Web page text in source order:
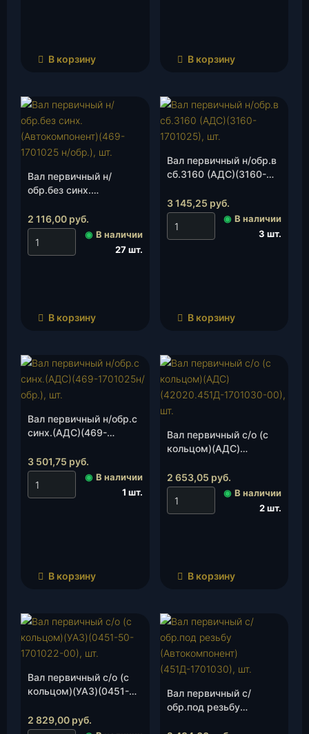
В корзину В корзину
Вал первичный н/
обр.без синх.
1701025 н/обр.), шт.
2 116,00 руб.
◉ В наличии
27 шт.
В корзину
Вал первичный н/обр.в
сб.3160 (АДС)(3160-
3 145,25 руб.
◉ В наличии
3 шт.
В корзину
Вал первичный н/обр.с
синх.(АДС)(469-
3 501,75 руб.
◉ В наличии
1 шт.
В корзину
Вал первичный с/о (с
кольцом)(АДС)
00), шт.
2 653,05 руб.
◉ В наличии
2 шт.
В корзину
Вал первичный с/о (с
кольцом)(УАЗ)(0451-
2 829,00 руб.
Вал первичный с/
обр.под резьбу